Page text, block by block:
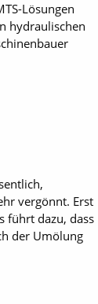
Lösungen
hydraulischen
vergönnt. Erst
führt dazu, dass
der Umölung